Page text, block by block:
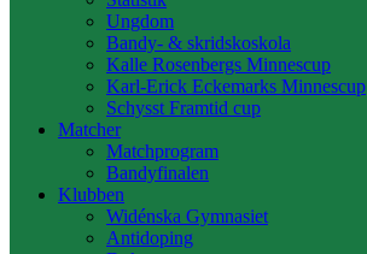
Ungdom
Bandy- & skridskoskola
Kalle Rosenbergs Minnescup
Karl-Erick Eckemarks Minnescup
Schysst Framtid cup
Matcher
Matchprogram
Bandyfinalen
Klubben
Widénska Gymnasiet
Antidoping